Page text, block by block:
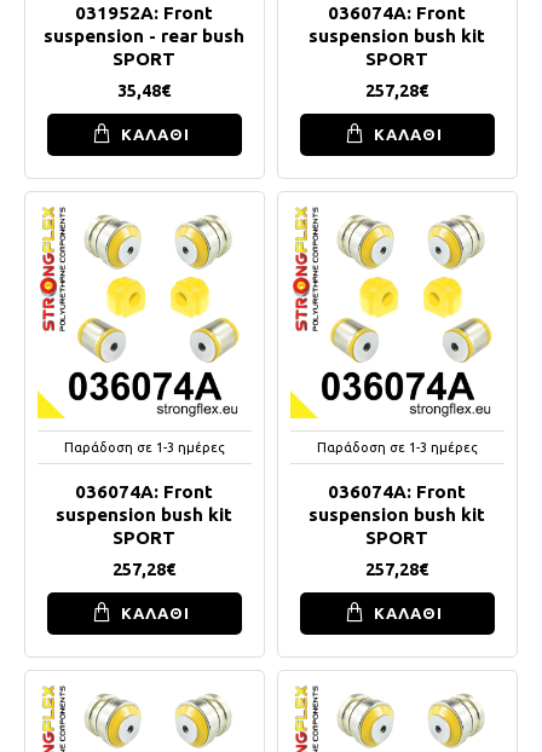
031952A: Front
suspension - rear bush
SPORT
35,48€
ΚΑΛΑΘΙ
036074A: Front
suspension bush kit
SPORT
257,28€
ΚΑΛΑΘΙ
Παράδοση σε 1-3 ημέρες
036074A: Front
suspension bush kit
SPORT
257,28€
ΚΑΛΑΘΙ
Παράδοση σε 1-3 ημέρες
036074A: Front
suspension bush kit
SPORT
257,28€
ΚΑΛΑΘΙ